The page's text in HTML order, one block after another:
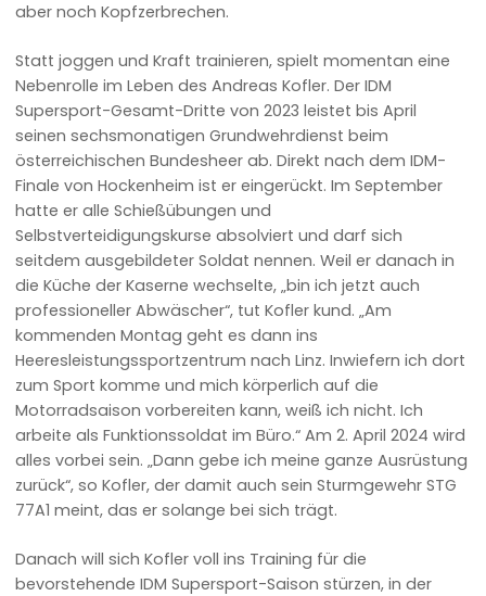
aber noch Kopfzerbrechen.
Statt joggen und Kraft trainieren, spielt momentan eine
Nebenrolle im Leben des Andreas Kofler. Der IDM
Supersport-Gesamt-Dritte von 2023 leistet bis April
seinen sechsmonatigen Grundwehrdienst beim
österreichischen Bundesheer ab. Direkt nach dem IDM-
Finale von Hockenheim ist er eingerückt. Im September
hatte er alle Schießübungen und
Selbstverteidigungskurse absolviert und darf sich
seitdem ausgebildeter Soldat nennen. Weil er danach in
die Küche der Kaserne wechselte, „bin ich jetzt auch
professioneller Abwäscher“, tut Kofler kund. „Am
kommenden Montag geht es dann ins
Heeresleistungssportzentrum nach Linz. Inwiefern ich dort
zum Sport komme und mich körperlich auf die
Motorradsaison vorbereiten kann, weiß ich nicht. Ich
arbeite als Funktionssoldat im Büro.“ Am 2. April 2024 wird
alles vorbei sein. „Dann gebe ich meine ganze Ausrüstung
zurück“, so Kofler, der damit auch sein Sturmgewehr STG
77A1 meint, das er solange bei sich trägt.
Danach will sich Kofler voll ins Training für die
bevorstehende IDM Supersport-Saison stürzen, in der